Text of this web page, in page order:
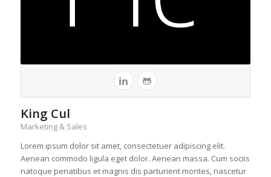
King Cul
Marketing & Sales
Lorem ipsum dolor sit amet, consectetuer adipiscing elit.
Aenean commodo ligula eget dolor. Aenean massa. Cum sociis
natoque penatibus et magnis dis parturient montes, nascetur